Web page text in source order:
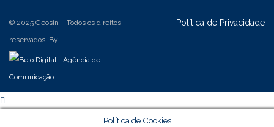
© 2025 Geosin – Todos os direitos
reservados. By:
Política de Privacidade
Política de Cookies